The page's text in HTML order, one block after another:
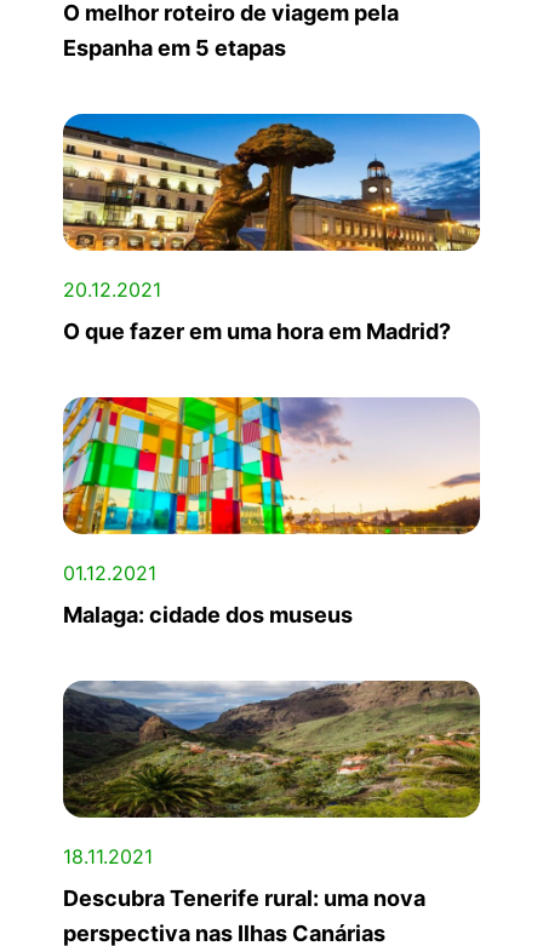
O melhor roteiro de viagem pela
Espanha em 5 etapas
20.12.2021
O que fazer em uma hora em Madrid?
01.12.2021
Malaga: cidade dos museus
18.11.2021
Descubra Tenerife rural: uma nova
perspectiva nas Ilhas Canárias